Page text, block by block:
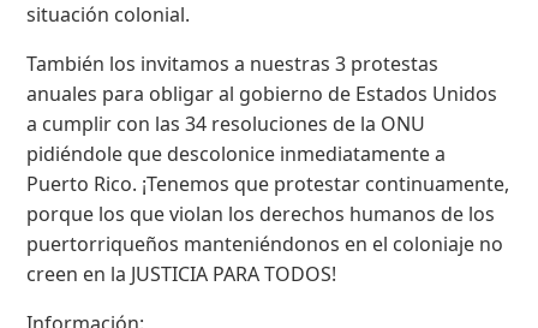
situación colonial.
También los invitamos a nuestras 3 protestas
anuales para obligar al gobierno de Estados Unidos
a cumplir con las 34 resoluciones de la ONU
pidiéndole que descolonice inmediatamente a
Puerto Rico. ¡Tenemos que protestar continuamente,
porque los que violan los derechos humanos de los
puertorriqueños manteniéndonos en el coloniaje no
creen en la JUSTICIA PARA TODOS!